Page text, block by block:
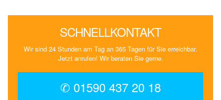
SCHNELLKONTAKT
Wir sind 24 Stunden am Tag an 365 Tagen für Sie erreichbar.
Jetzt anrufen! Wir beraten Sie gerne.
✆ 01590 437 20 18